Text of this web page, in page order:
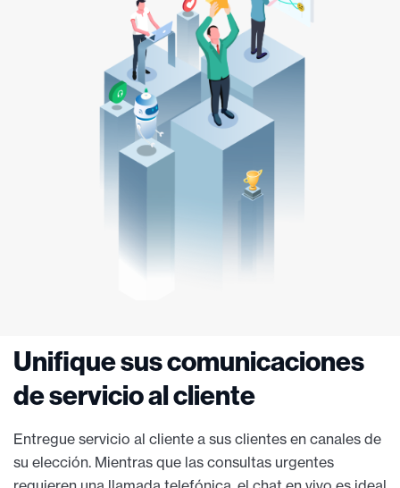
Unifique sus comunicaciones
de servicio al cliente
Entregue servicio al cliente a sus clientes en canales de
su elección. Mientras que las consultas urgentes